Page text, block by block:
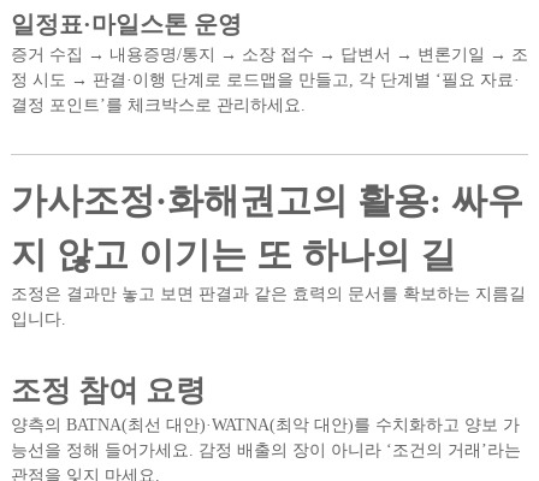
일정표·마일스톤 운영
증거 수집 → 내용증명/통지 → 소장 접수 → 답변서 → 변론기일 → 조
정 시도 → 판결·이행 단계로 로드맵을 만들고, 각 단계별 ‘필요 자료·
결정 포인트’를 체크박스로 관리하세요.
가사조정·화해권고의 활용: 싸우
지 않고 이기는 또 하나의 길
조정은 결과만 놓고 보면 판결과 같은 효력의 문서를 확보하는 지름길
입니다.
조정 참여 요령
양측의 BATNA(최선 대안)·WATNA(최악 대안)를 수치화하고 양보 가
능선을 정해 들어가세요. 감정 배출의 장이 아니라 ‘조건의 거래’라는
관점을 잊지 마세요.